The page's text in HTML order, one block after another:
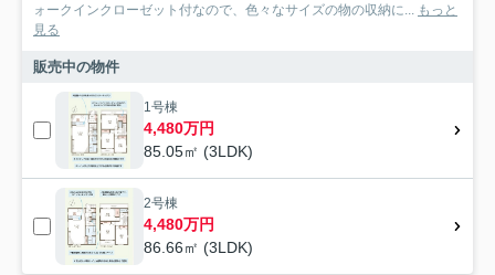
ォークインクローゼット付なので、色々なサイズの物の収納に... もっと
見る
販売中の物件
1号棟
4,480万円
85.05㎡ (3LDK)
2号棟
4,480万円
86.66㎡ (3LDK)